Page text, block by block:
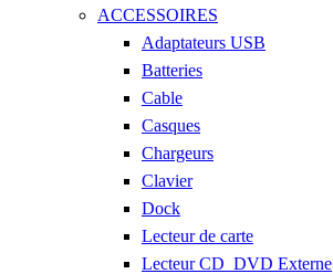
ACCESSOIRES
Adaptateurs USB
Batteries
Cable
Casques
Chargeurs
Clavier
Dock
Lecteur de carte
Lecteur CD_DVD Externe